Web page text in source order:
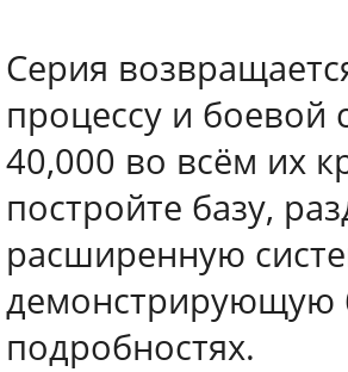
Серия
процессу и
40,000 во всём их
постройте базу,
расширенную
демонстрирующую
подробностях.